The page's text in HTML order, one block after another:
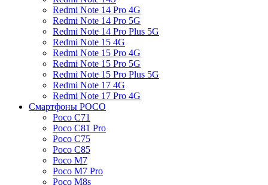
Redmi Note 14 Pro 4G
Redmi Note 14 Pro 5G
Redmi Note 14 Pro Plus 5G
Redmi Note 15 4G
Redmi Note 15 Pro 4G
Redmi Note 15 Pro 5G
Redmi Note 15 Pro Plus 5G
Redmi Note 17 4G
Redmi Note 17 Pro 4G
Смартфоны POCO
Poco C71
Poco C81 Pro
Poco C75
Poco C85
Poco M7
Poco M7 Pro
Poco M8s